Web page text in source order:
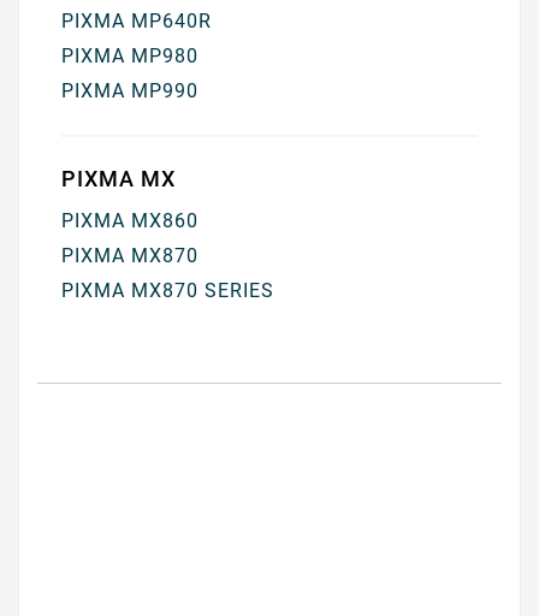
PIXMA MP640R
PIXMA MP980
PIXMA MP990
PIXMA MX
PIXMA MX860
PIXMA MX870
PIXMA MX870 SERIES